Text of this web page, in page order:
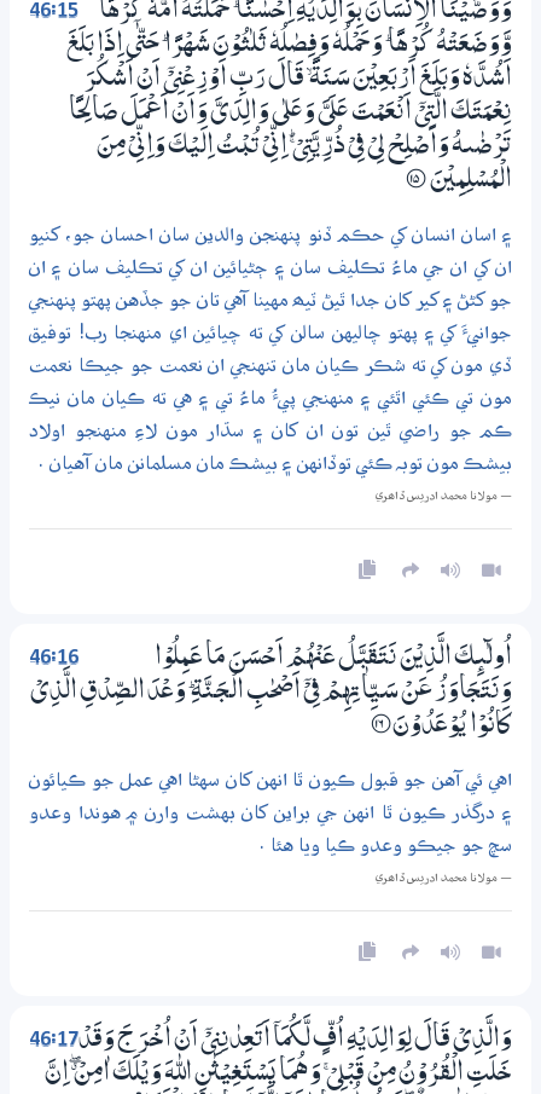
46:15
وَوَصَّيْنَا الْاِنْسَانَ بِوَالِدَيْهِ اِحْسٰـنًا ۭ حَمَلَتْهُ اُمُّهٗ كُرْهًا
وَّوَضَعَتْهُ كُرْهًا ۭ وَحَمْلُهٗ وَفِصٰلُهٗ ثَلٰثُوْنَ شَهْرًا ۭ حَتّىٰٓ اِذَا بَلَغَ
اَشُدَّهٗ وَبَلَـغَ اَرْبَعِيْنَ سَـنَةً ۙ قَالَ رَبِّ اَوْزِعْنِيْٓ اَنْ اَشْكُرَ
نِعْمَتَكَ الَّتِيْٓ اَنْعَمْتَ عَلَيَّ وَعَلٰي وَالِدَيَّ وَاَنْ اَعْمَلَ صَالِحًا
تَرْضٰىهُ وَاَصْلِحْ لِيْ فِيْ ذُرِّيَّتِيْ ڝ اِنِّىْ تُبْتُ اِلَيْكَ وَاِنِّىْ مِنَ
الْمُسْلِمِيْنَ ؀15
۽ اسان انسان کي حڪم ڏنو پنهنجن والدين سان احسان جو، کنيو
ان کي ان جي ماءُ تڪليف سان ۽ ڄڻيائين ان کي تڪليف سان ۽ ان
جو کڻڻ ۽ کير کان جدا ٿيڻ ٽيھ مهينا آهي تان جو جڏهن پهتو پنهنجي
جوانيءَ کي ۽ پهتو چاليهن سالن کي ته چيائين اي منهنجا رب! توفيق
ڏي مون کي ته شڪر ڪيان مان تنهنجي ان نعمت جو جيڪا نعمت
مون تي ڪئي اٿئي ۽ منهنجي پيءُ ماءُ تي ۽ هي ته ڪيان مان نيڪ
ڪم جو راضي ٿين تون ان کان ۽ سڌار مون لاءِ منهنجو اولاد
بيشڪ مون توبہ ڪئي توڏانهن ۽ بيشڪ مان مسلمانن مان آهيان .
— مولانا محمد ادريس ڏاھري
46:16
اُولٰۗىِٕكَ الَّذِيْنَ نَتَقَبَّلُ عَنْهُمْ اَحْسَنَ مَا عَـمِلُوْا
وَنَتَجَاوَزُ عَنْ سَـيِّاٰتِهِمْ فِيْٓ اَصْحٰبِ الْـجَــنَّةِ ۭ وَعْدَ الصِّدْقِ الَّذِيْ
كَانُوْا يُوْعَدُوْنَ ؀16
اهي ئي آهن جو قبول ڪيون ٿا انهن کان سهڻا اهي عمل جو ڪيائون
۽ درگذر ڪيون ٿا انهن جي براين کان بهشت وارن ۾ هوندا وعدو
سچ جو جيڪو وعدو ڪيا ويا هئا .
— مولانا محمد ادريس ڏاھري
46:17وَالَّذِيْ قَالَ لِوَالِدَيْهِ اُفٍّ لَّكُمَآ اَتَعِدٰنِنِيْٓ اَنْ اُخْرَجَ وَقَدْ
خَلَتِ الْقُرُوْنُ مِنْ قَبْلِيْ ۚ وَهُمَا يَسْتَغِيْثٰنِ اللّٰهَ وَيْلَكَ اٰمِنْ ڰ اِنَّ